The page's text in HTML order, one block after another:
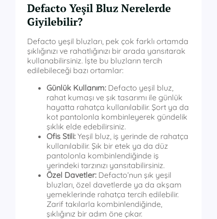
Defacto Yeşil Bluz Nerelerde
Giyilebilir?
Defacto yeşil bluzları, pek çok farklı ortamda
şıklığınızı ve rahatlığınızı bir arada yansıtarak
kullanabilirsiniz. İşte bu bluzların tercih
edilebileceği bazı ortamlar:
Günlük Kullanım: Defacto yeşil bluz,
rahat kumaşı ve şık tasarımı ile günlük
hayatta rahatça kullanılabilir. Şort ya da
kot pantolonla kombinleyerek gündelik
şıklık elde edebilirsiniz.
Ofis Stili: Yeşil bluz, iş yerinde de rahatça
kullanılabilir. Şık bir etek ya da düz
pantolonla kombinlendiğinde iş
yerindeki tarzınızı yansıtabilirsiniz.
Özel Davetler: Defacto’nun şık yeşil
bluzları, özel davetlerde ya da akşam
yemeklerinde rahatça tercih edilebilir.
Zarif takılarla kombinlendiğinde,
şıklığınız bir adım öne çıkar.